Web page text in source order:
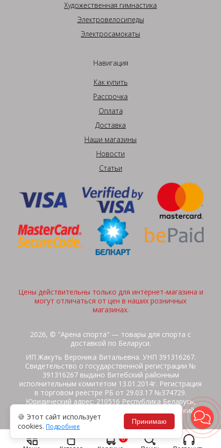
Художественная гимнастика
Электровелосипеды
Электросамокаты
Навигация
Как купить
Рассрочка
Оплата
Доставка
Наши магазины
Новости
Статьи
Цены действительны только для интернет-магазина и
могут отличаться от цен в наших розничных
магазинах.
2026, © "Арена спорта" — товары для спорта с
доставкой по Беларуси.
ИП Жакуть Вероника Витальевна. УНП 391316267.
Свидетельство о государственной регистрации №
391316267 выдано Витебский районным
исполнительным комитетом 13.01.2014г. Регистрация
в торговом реестре РБ от 29.03.17 №374729.
Юридический адрес: 210516 Республика Беларусь,
Витебская область, Витебский район, Бабиничский с/
с, аг.Ольгово, ул.Школьная
Потребителям на заметку
Гарантия/Экспертиза Обмен/Возврат
0
🍪 Этот сайт использует
cookies. Подробнее
Принимаю